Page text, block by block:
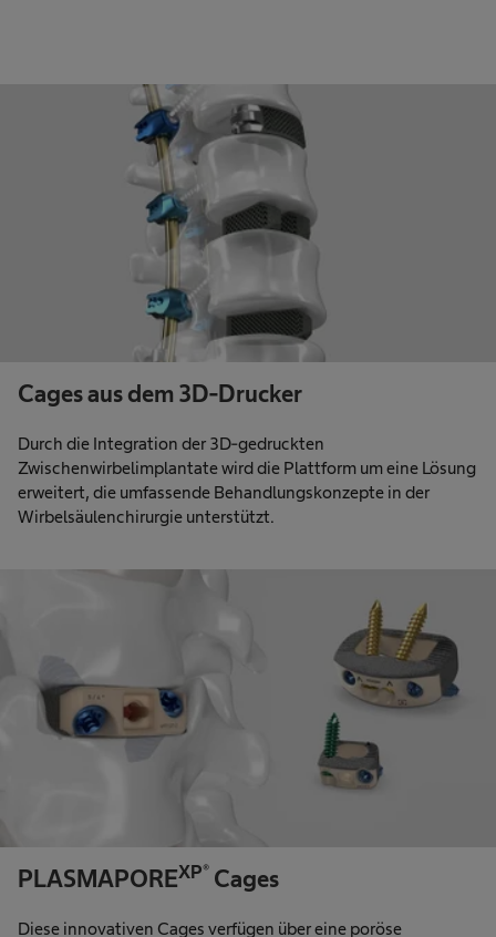
Cages aus dem 3D-Drucker
Durch die Integration der 3D-gedruckten
Zwischenwirbelimplantate wird die Plattform um eine Lösung
erweitert, die umfassende Behandlungskonzepte in der
Wirbelsäulenchirurgie unterstützt.
PLASMAPOREXP® Cages
Diese innovativen Cages verfügen über eine poröse